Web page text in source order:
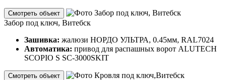
Смотреть объект
Забор под ключ, Витебск
Зашивка: жалюзи НОРДО УЛЬТРА, 0.45мм, RAL7024
Автоматика: привод для распашных ворот ALUTECH
SCOPIO S SC-3000SKIT
Смотреть объект